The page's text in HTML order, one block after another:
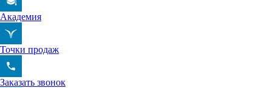
Академия
Точки продаж
Заказать звонок